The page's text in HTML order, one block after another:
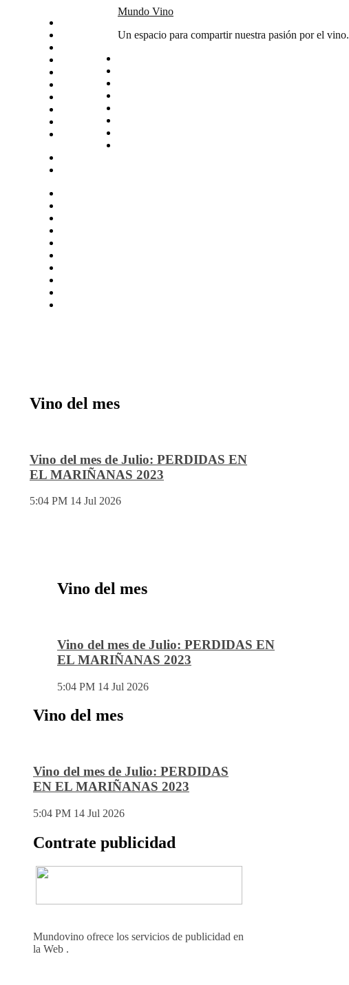
Arte y vino
Sudamerica
Mundo Vino
Un espacio para compartir nuestra pasión por el vino.
Vino del mes
Vino del mes de Julio: PERDIDAS EN
EL MARIÑANAS 2023
5:04 PM 14 Jul 2026
Vino del mes
Vino del mes de Julio: PERDIDAS EN
EL MARIÑANAS 2023
5:04 PM 14 Jul 2026
Vino del mes
Vino del mes de Julio: PERDIDAS
EN EL MARIÑANAS 2023
5:04 PM 14 Jul 2026
Contrate publicidad
Mundovino ofrece los servicios de publicidad en
la Web .